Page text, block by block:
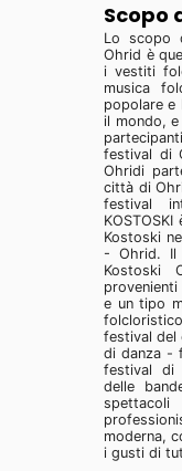
Scopo
Lo scopo
Ohrid è
i vestiti
musica
popolare e
il mondo,
festival di
Ohridi
città di
festival
Kostoski
- Ohrid. Il
Kostoski
e un tipo
festival del
di danza -
festival di
delle
moderna,
i gusti di